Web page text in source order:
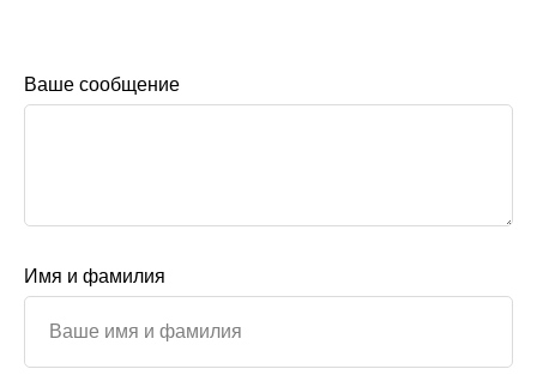
Ваше сообщение
Имя и фамилия